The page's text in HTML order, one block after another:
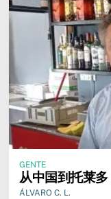
GENTE
从中国到托莱
ÁLVARO C. L.